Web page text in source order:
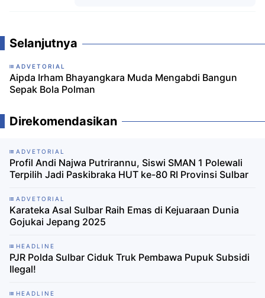
Selanjutnya
ADVETORIAL
Aipda Irham Bhayangkara Muda Mengabdi Bangun
Sepak Bola Polman
Direkomendasikan
ADVETORIAL
Profil Andi Najwa Putrirannu, Siswi SMAN 1 Polewali
Terpilih Jadi Paskibraka HUT ke-80 RI Provinsi Sulbar
ADVETORIAL
Karateka Asal Sulbar Raih Emas di Kejuaraan Dunia
Gojukai Jepang 2025
HEADLINE
PJR Polda Sulbar Ciduk Truk Pembawa Pupuk Subsidi
Ilegal!
HEADLINE